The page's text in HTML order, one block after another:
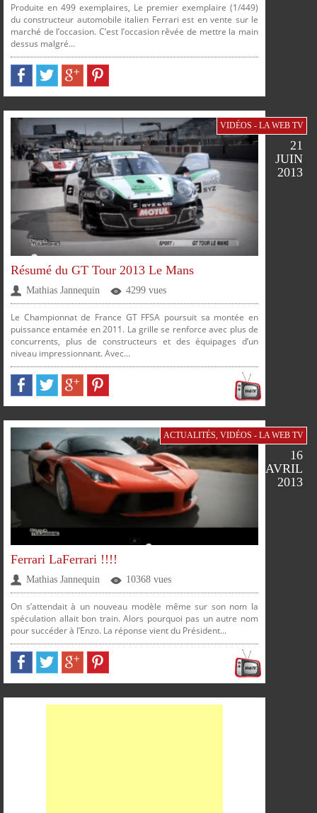
SUR SUR SUR
Produite en 499 exemplaires, Le premier exemplaire (1/449)
du constructeur automobile italien Ferrari est en vente sur le
marché de l’occasion. C’est l’occasion rêvée de mettre la main
dessus malgré...
PARTAGERPARTAGERPARTAGERPARTAGER
VIDÉOS - LA WEB TV
21
JUIN
2013
Résumé du GT Tour 2013 Le Mans
Mathias Jannequin 4299 vues
Le Championnat de France GT FFSA poursuit sa montée en
puissance entamée en 2011. La grille se renforce avec plus de
concurrents, plus de constructeurs et des équipages d’un
niveau impressionnant. Avec...
ACTUALITÉS, VIDÉOS - LA WEB TV
16
AVRIL
2013
Ferrari LaFerrari !!!!
Mathias Jannequin 10368 vues
On s’attendait à un nouveau modèle même sur son nom la
spéculation allait bon train. Alors pourquoi pas un autre nom
pour succéder à l’Enzo. La réponse vient du Président...